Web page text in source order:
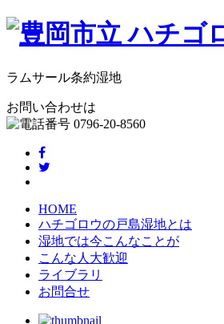
ラムサール条約湿地
お問い合わせは
HOME
ハチゴロウの戸島湿地とは
湿地では今こんなことが
こんな人大歓迎
ライブラリ
お問合せ